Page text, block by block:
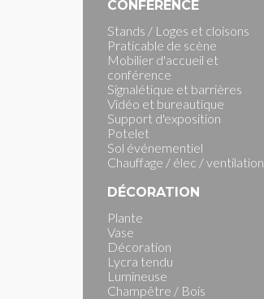
CONFÉRENCE
Stands / Loges et cloisons
Praticable de scène
Mobilier d'accueil et
conférence
Signalétique et barrières
Vidéo et bureautique
Support d'exposition
Potelet
Sol événementiel
Chauffage / élec / ventilation
DÉCORATION
Plante
Vase
Décoration
Lycra tendu
Lumineuse
Champêtre / Bois